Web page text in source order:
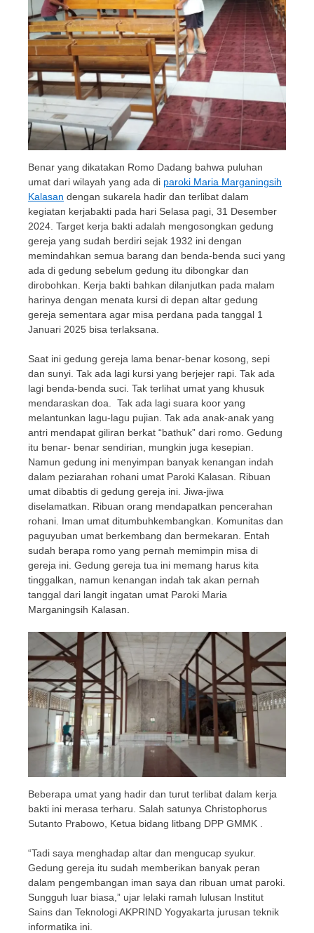
Benar yang dikatakan Romo Dadang bahwa puluhan
umat dari wilayah yang ada di paroki Maria Marganingsih
Kalasan dengan sukarela hadir dan terlibat dalam
kegiatan kerjabakti pada hari Selasa pagi, 31 Desember
2024. Target kerja bakti adalah mengosongkan gedung
gereja yang sudah berdiri sejak 1932 ini dengan
memindahkan semua barang dan benda-benda suci yang
ada di gedung sebelum gedung itu dibongkar dan
dirobohkan. Kerja bakti bahkan dilanjutkan pada malam
harinya dengan menata kursi di depan altar gedung
gereja sementara agar misa perdana pada tanggal 1
Januari 2025 bisa terlaksana.
Saat ini gedung gereja lama benar-benar kosong, sepi
dan sunyi. Tak ada lagi kursi yang berjejer rapi. Tak ada
lagi benda-benda suci. Tak terlihat umat yang khusuk
mendaraskan doa. Tak ada lagi suara koor yang
melantunkan lagu-lagu pujian. Tak ada anak-anak yang
antri mendapat giliran berkat “bathuk” dari romo. Gedung
itu benar- benar sendirian, mungkin juga kesepian.
Namun gedung ini menyimpan banyak kenangan indah
dalam peziarahan rohani umat Paroki Kalasan. Ribuan
umat dibabtis di gedung gereja ini. Jiwa-jiwa
diselamatkan. Ribuan orang mendapatkan pencerahan
rohani. Iman umat ditumbuhkembangkan. Komunitas dan
paguyuban umat berkembang dan bermekaran. Entah
sudah berapa romo yang pernah memimpin misa di
gereja ini. Gedung gereja tua ini memang harus kita
tinggalkan, namun kenangan indah tak akan pernah
tanggal dari langit ingatan umat Paroki Maria
Marganingsih Kalasan.
Beberapa umat yang hadir dan turut terlibat dalam kerja
bakti ini merasa terharu. Salah satunya Christophorus
Sutanto Prabowo, Ketua bidang litbang DPP GMMK .
“Tadi saya menghadap altar dan mengucap syukur.
Gedung gereja itu sudah memberikan banyak peran
dalam pengembangan iman saya dan ribuan umat paroki.
Sungguh luar biasa,” ujar lelaki ramah lulusan Institut
Sains dan Teknologi AKPRIND Yogyakarta jurusan teknik
informatika ini.